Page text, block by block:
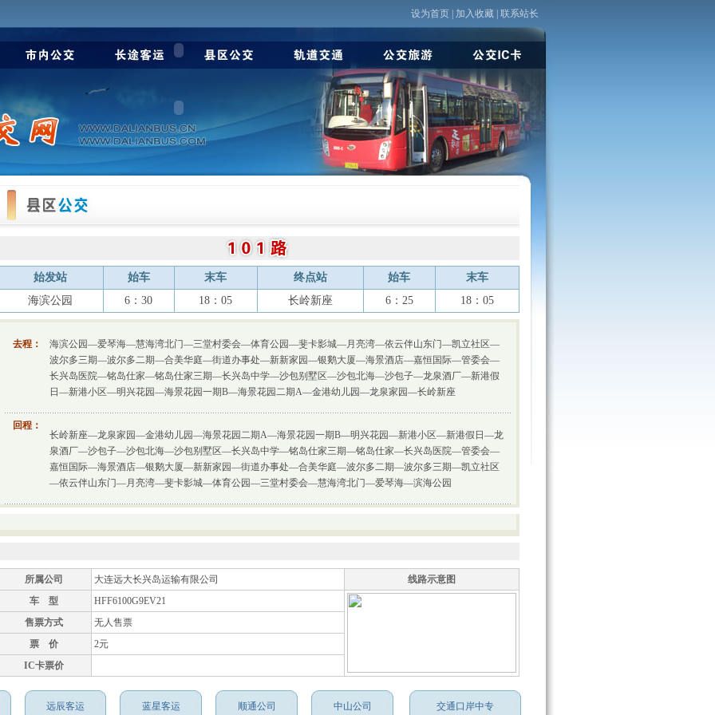
设为首页| 加入收藏| 联系站长
始发站 始车 末车 终点站 始车
末车
海滨公园
6：30 18：05 长岭新座 6：25 18：05
去程：
海滨公园—爱琴海—慧海湾北门—三堂村委会—体育公园—斐卡影城—月亮湾—依云伴山东门—凯立社区—
波尔多三期—波尔多二期—合美华庭—街道办事处—新新家园—银鹅大厦—海景酒店—嘉恒国际—管委会—
长兴岛医院—铭岛仕家—铭岛仕家三期—长兴岛中学—沙包别墅区—沙包北海—沙包子—龙泉酒厂—新港假
日—新港小区—明兴花园—海景花园一期B—海景花园二期A—金港幼儿园—龙泉家园—长岭新座
回程：
长岭新座—龙泉家园—金港幼儿园—海景花园二期A—海景花园一期B—明兴花园—新港小区—新港假日—龙
泉酒厂—沙包子—沙包北海—沙包别墅区—长兴岛中学—铭岛仕家三期—铭岛仕家—长兴岛医院—管委会—
嘉恒国际—海景酒店—银鹅大厦—新新家园—街道办事处—合美华庭—波尔多二期—波尔多三期—凯立社区
—依云伴山东门—月亮湾—斐卡影城—体育公园—三堂村委会—慧海湾北门—爱琴海—滨海公园
所属公司 大连远大长兴岛运输有限公司
线路示意图
车 型
HFF6100G9EV21
售票方式
无人售票
票 价
2元
IC卡票价
远辰客运 蓝星客运 顺通公司 中山公司 交通口岸中专